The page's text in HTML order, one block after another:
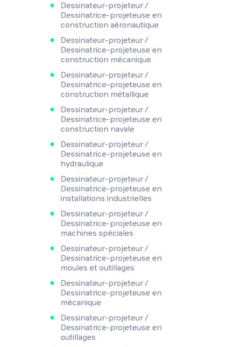
Dessinateur-projeteur /
Dessinatrice-projeteuse en
construction aéronautique
Dessinateur-projeteur /
Dessinatrice-projeteuse en
construction mécanique
Dessinateur-projeteur /
Dessinatrice-projeteuse en
construction métallique
Dessinateur-projeteur /
Dessinatrice-projeteuse en
construction navale
Dessinateur-projeteur /
Dessinatrice-projeteuse en
hydraulique
Dessinateur-projeteur /
Dessinatrice-projeteuse en
installations industrielles
Dessinateur-projeteur /
Dessinatrice-projeteuse en
machines spéciales
Dessinateur-projeteur /
Dessinatrice-projeteuse en
moules et outillages
Dessinateur-projeteur /
Dessinatrice-projeteuse en
mécanique
Dessinateur-projeteur /
Dessinatrice-projeteuse en
outillages